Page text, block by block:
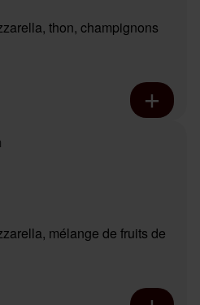
thon, champignons
mélange de fruits de